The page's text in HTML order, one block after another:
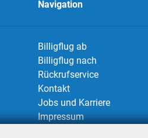
Navigation
Billigflug ab
Billigflug nach
Rückrufservice
Kontakt
Jobs und Karriere
Impressum